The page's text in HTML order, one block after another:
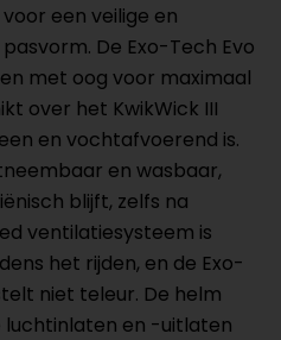
een veilige en
De Exo-Tech Evo
met oog voor maximaal
over het KwikWick III
en vochtafvoerend is.
en wasbaar,
blijft, zelfs na
ventilatiesysteem is
het rijden, en de Exo-
niet teleur. De helm
en -uitlaten